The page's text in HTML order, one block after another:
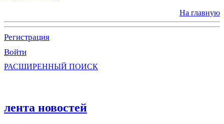
На главную
Регистрация
Войти
РАСШИРЕННЫЙ ПОИСК
лента новостей